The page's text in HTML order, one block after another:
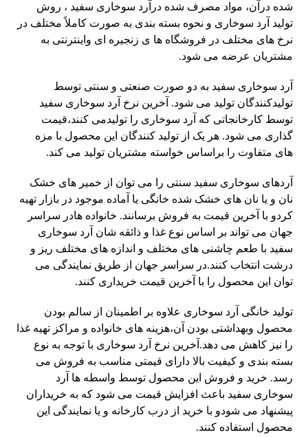
شده درآن، مواد مصرف شده درآرد سوخاری سفید ، روش
تولید آرد سوخاری و نحوه بسته بندی به صورت کاملاً مختلف در
نرخ های مختلف در فروشگاه ها ی زنجیره ای واینترنتی به
مشتریان عرضه می شود.
آرد سوخاری سفید به دو صورت صنعتی و سنتی توسط
تولیدکنندگان تولید می شود. آخرین نرخ آرد سوخاری سفید
توسط کارخانجاتی که آرد سوخاری را تولیدمی کنند،قیمت
گذاری می شود. هر یک از تولید کنندگان این محصول با مزه
های متفاوت را براساس خواسته مشتریان تولید می کند.
آردهای سوخاری سفید سنتی را می توان از خمیر های خشک
نان و یا نان های خشک شده خانگی یا آماده موجود در بازار تهیه
کردو با آخرین قیمت به فروش برسانند. خانواده هادر سراسر
جهان می تواند بر اساس نوع غذا و ذائقه شان آرد سوخاری
سفید با طعم چاشنی های مختلف و اندازه های مختلف ریز و
درشت انتخاب کنند.در سراسر جهان از طریق نمایندگی می
توان این محصول را با آخرین قیمت خریداری کنند.
تولید خانگی آرد سوخاری علاوه بر اطمینان از سالم بودن
محصول وبهداشتی بودن آن،هزینه های خانواده و مراکز تهیه غذا
را نیز کاهش می دهد.آخرین نرخ آرد سوخاری با توجه به نوع
بسته بندی و کیفیت بالا دارای قیمتی مناسب به فروش می
رسد. خرید و فروش این محصول توسط واسطه ها آرد
سوخاری سفید باعث افزایش قیمت می شود که به خریداران
پیشنهاد می شودو با خرید از درب کارخانه و یا نمایندگی این
محصول استفاده کنند.